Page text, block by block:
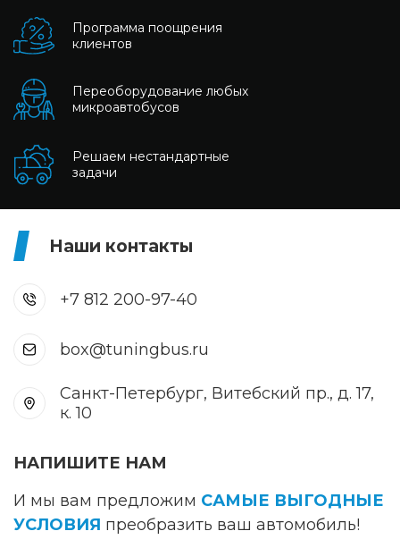
Программа поощрения
клиентов
Переоборудование любых
микроавтобусов
Решаем нестандартные
задачи
Наши контакты
+7 812 200-97-40
box@tuningbus.ru
Санкт-Петербург, Витебский пр., д. 17,
к. 10
НАПИШИТЕ НАМ
И мы вам предложим САМЫЕ ВЫГОДНЫЕ
УСЛОВИЯ преобразить ваш автомобиль!